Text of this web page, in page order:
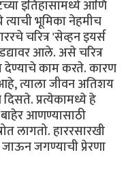
इतिहासामध्ये आणि
भूमिका नेहमीच
चरित्र 'सेव्हन इयर्स
आले. असे चरित्र
देण्याचे काम करते. कारण
त्याला जीवन अतिशय
प्रत्येकामध्ये हे
आणण्यासाठी
लागतो. हाररसारखी
जगण्याची प्रेरणा